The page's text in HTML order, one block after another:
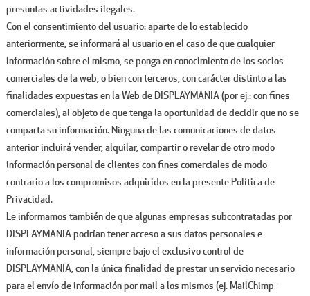
presuntas actividades ilegales.
Con el consentimiento del usuario: aparte de lo establecido
anteriormente, se informará al usuario en el caso de que cualquier
información sobre el mismo, se ponga en conocimiento de los socios
comerciales de la web, o bien con terceros, con carácter distinto a las
finalidades expuestas en la Web de DISPLAYMANIA (por ej.: con fines
comerciales), al objeto de que tenga la oportunidad de decidir que no se
comparta su información. Ninguna de las comunicaciones de datos
anterior incluirá vender, alquilar, compartir o revelar de otro modo
información personal de clientes con fines comerciales de modo
contrario a los compromisos adquiridos en la presente Política de
Privacidad.
Le informamos también de que algunas empresas subcontratadas por
DISPLAYMANIA podrían tener acceso a sus datos personales e
información personal, siempre bajo el exclusivo control de
DISPLAYMANIA, con la única finalidad de prestar un servicio necesario
para el envío de información por mail a los mismos (ej. MailChimp –